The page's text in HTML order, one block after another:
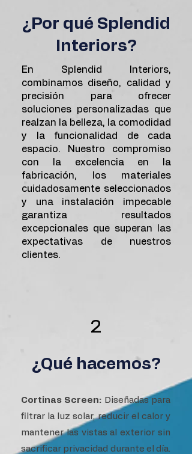
¿Por qué Splendid
Interiors?
En Splendid Interiors,
combinamos diseño, calidad y
precisión para ofrecer
soluciones personalizadas que
realzan la belleza, la comodidad
y la funcionalidad de cada
espacio. Nuestro compromiso
con la excelencia en la
fabricación, los materiales
cuidadosamente seleccionados
y una instalación impecable
garantiza resultados
excepcionales que superan las
expectativas de nuestros
clientes.
2
¿Qué hacemos?
Cortinas Screen: Diseñadas para
filtrar la luz solar, reducir el calor y
mantener las vistas al exterior sin
sacrificar privacidad durante el día.